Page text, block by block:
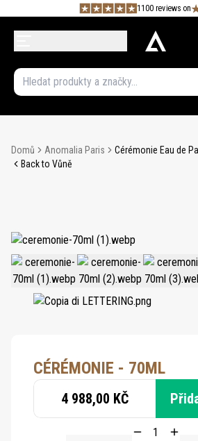
1100 reviews on
Domů Anomalia Paris
Cérémonie Eau de
Back to Vůně
CÉRÉMONIE - 70ML
4 988,00 KČ